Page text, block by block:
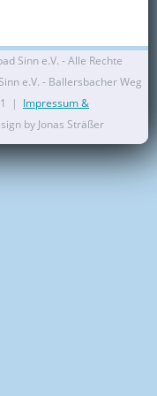
Sinn e.V. - Alle Rechte
e.V. - Ballersbacher Weg
| Impressum &
by Jonas Sträßer